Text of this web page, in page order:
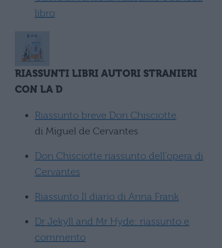
libro
RIASSUNTI LIBRI AUTORI STRANIERI
CON LA D
Riassunto breve Don Chisciotte
di Miguel de Cervantes
Don Chisciotte riassunto dell’opera di
Cervantes
Riassunto Il diario di Anna Frank
Dr Jekyll and Mr Hyde: riassunto e
commento